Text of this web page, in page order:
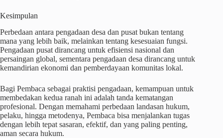
Kesimpulan
Perbedaan antara pengadaan desa dan pusat bukan tentang
mana yang lebih baik, melainkan tentang kesesuaian fungsi.
Pengadaan pusat dirancang untuk efisiensi nasional dan
persaingan global, sementara pengadaan desa dirancang untuk
kemandirian ekonomi dan pemberdayaan komunitas lokal.
Bagi Pembaca sebagai praktisi pengadaan, kemampuan untuk
membedakan kedua ranah ini adalah tanda kematangan
profesional. Dengan memahami perbedaan landasan hukum,
pelaku, hingga metodenya, Pembaca bisa menjalankan tugas
dengan lebih tepat sasaran, efektif, dan yang paling penting,
aman secara hukum.